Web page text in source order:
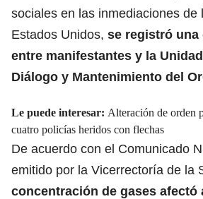
sociales en las inmediaciones de
Estados Unidos, se registró
entre manifestantes y la
Diálogo y Mantenimiento del
Le puede interesar: Alteración de orden
cuatro policías heridos con flechas
De acuerdo con el Comunicado
emitido por la Vicerrectoría de la
concentración de gases afectó